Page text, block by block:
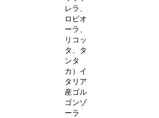
レラ、
ロビオ
ーラ、
リコッ
タ、タ
ンタ
カ）イ
タリア
産ゴル
ゴンゾ
ーラ